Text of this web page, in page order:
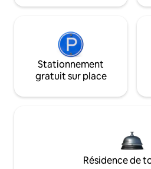
Stationnement
gratuit sur place
Résidence de